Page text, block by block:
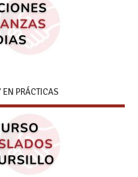
EN PRÁCTICAS